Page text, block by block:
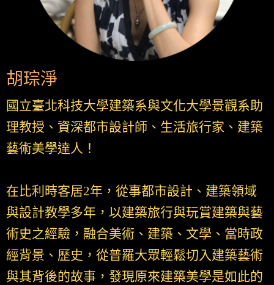
胡琮淨
國立臺北科技大學建築系與文化大學景觀系助
理教授、資深都市設計師、生活旅行家、建築
藝術美學達人！
在比利時客居2年，從事都市設計、建築領域
與設計教學多年，以建築旅行與玩賞建築與藝
術史之經驗，融合美術、建築、文學、當時政
經背景、歷史，從普羅大眾輕鬆切入建築藝術
與其背後的故事，發現原來建築美學是如此的